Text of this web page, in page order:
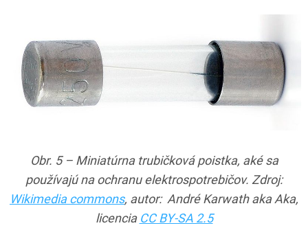
Obr. 5 – Miniatúrna trubičková poistka, aké sa
používajú na ochranu elektrospotrebičov. Zdroj:
Wikimedia commons, autor: André Karwath aka Aka,
licencia CC BY-SA 2.5